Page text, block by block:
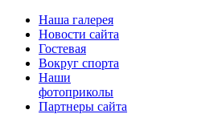
Наша галерея
Новости сайта
Гостевая
Вокруг спорта
Наши
фотоприколы
Партнеры сайта